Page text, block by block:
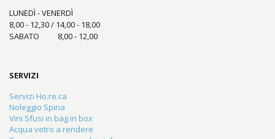
LUNEDÌ - VENERDÌ
8,00 - 12,30 / 14,00 - 18,00
SABATO 8,00 - 12,00
SERVIZI
Servizi Ho.re.ca
Noleggio Spina
Vini Sfusi in bag in box
Acqua vetro a rendere